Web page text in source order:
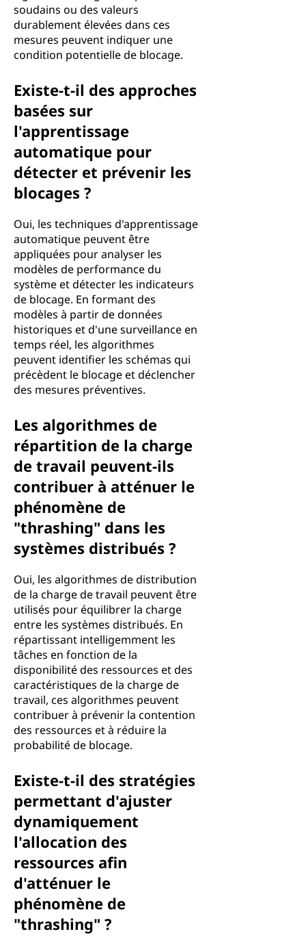
soudains ou des valeurs
durablement élevées dans ces
mesures peuvent indiquer une
condition potentielle de blocage.
Existe-t-il des approches
basées sur
l'apprentissage
automatique pour
détecter et prévenir les
blocages ?
Oui, les techniques d'apprentissage
automatique peuvent être
appliquées pour analyser les
modèles de performance du
système et détecter les indicateurs
de blocage. En formant des
modèles à partir de données
historiques et d'une surveillance en
temps réel, les algorithmes
peuvent identifier les schémas qui
précèdent le blocage et déclencher
des mesures préventives.
Les algorithmes de
répartition de la charge
de travail peuvent-ils
contribuer à atténuer le
phénomène de
"thrashing" dans les
systèmes distribués ?
Oui, les algorithmes de distribution
de la charge de travail peuvent être
utilisés pour équilibrer la charge
entre les systèmes distribués. En
répartissant intelligemment les
tâches en fonction de la
disponibilité des ressources et des
caractéristiques de la charge de
travail, ces algorithmes peuvent
contribuer à prévenir la contention
des ressources et à réduire la
probabilité de blocage.
Existe-t-il des stratégies
permettant d'ajuster
dynamiquement
l'allocation des
ressources afin
d'atténuer le
phénomène de
"thrashing" ?